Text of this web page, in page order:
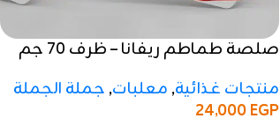
صلصة طماطم ريفانا – ظرف 70 جم
منتجات غذائية, معلبات, جملة الجملة
24,000EGP